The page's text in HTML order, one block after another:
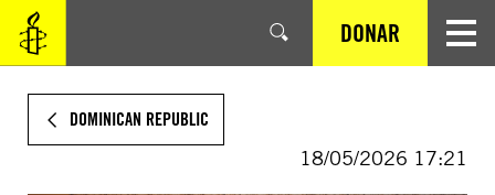
SALTAR
CONTENIDO
PRINCIPAL
DONAR
DOMINICAN REPUBLIC
18/05/2026 17:21